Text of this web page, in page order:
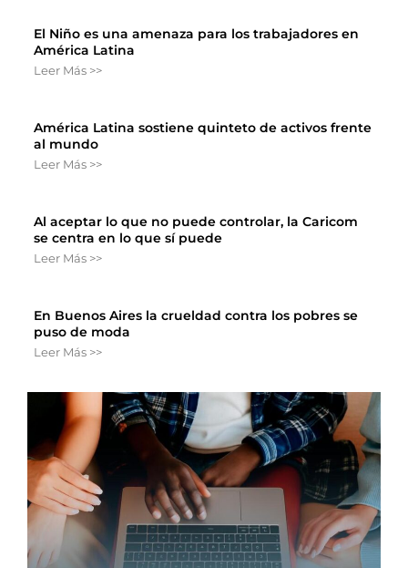
El Niño es una amenaza para los trabajadores en
América Latina
Leer Más >>
América Latina sostiene quinteto de activos frente
al mundo
Leer Más >>
Al aceptar lo que no puede controlar, la Caricom
se centra en lo que sí puede
Leer Más >>
En Buenos Aires la crueldad contra los pobres se
puso de moda
Leer Más >>